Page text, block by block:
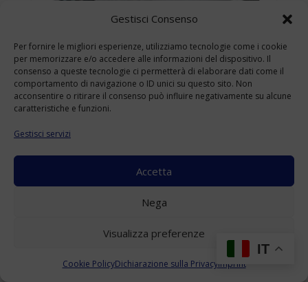
Gestisci Consenso
Per fornire le migliori esperienze, utilizziamo tecnologie come i cookie
per memorizzare e/o accedere alle informazioni del dispositivo. Il
consenso a queste tecnologie ci permetterà di elaborare dati come il
comportamento di navigazione o ID unici su questo sito. Non
acconsentire o ritirare il consenso può influire negativamente su alcune
caratteristiche e funzioni.
Gestisci servizi
Accetta
Nega
Visualizza preferenze
Cookie PolicyDichiarazione sulla PrivacyImprint
A4
Accedi per visualizzare i prezziIT